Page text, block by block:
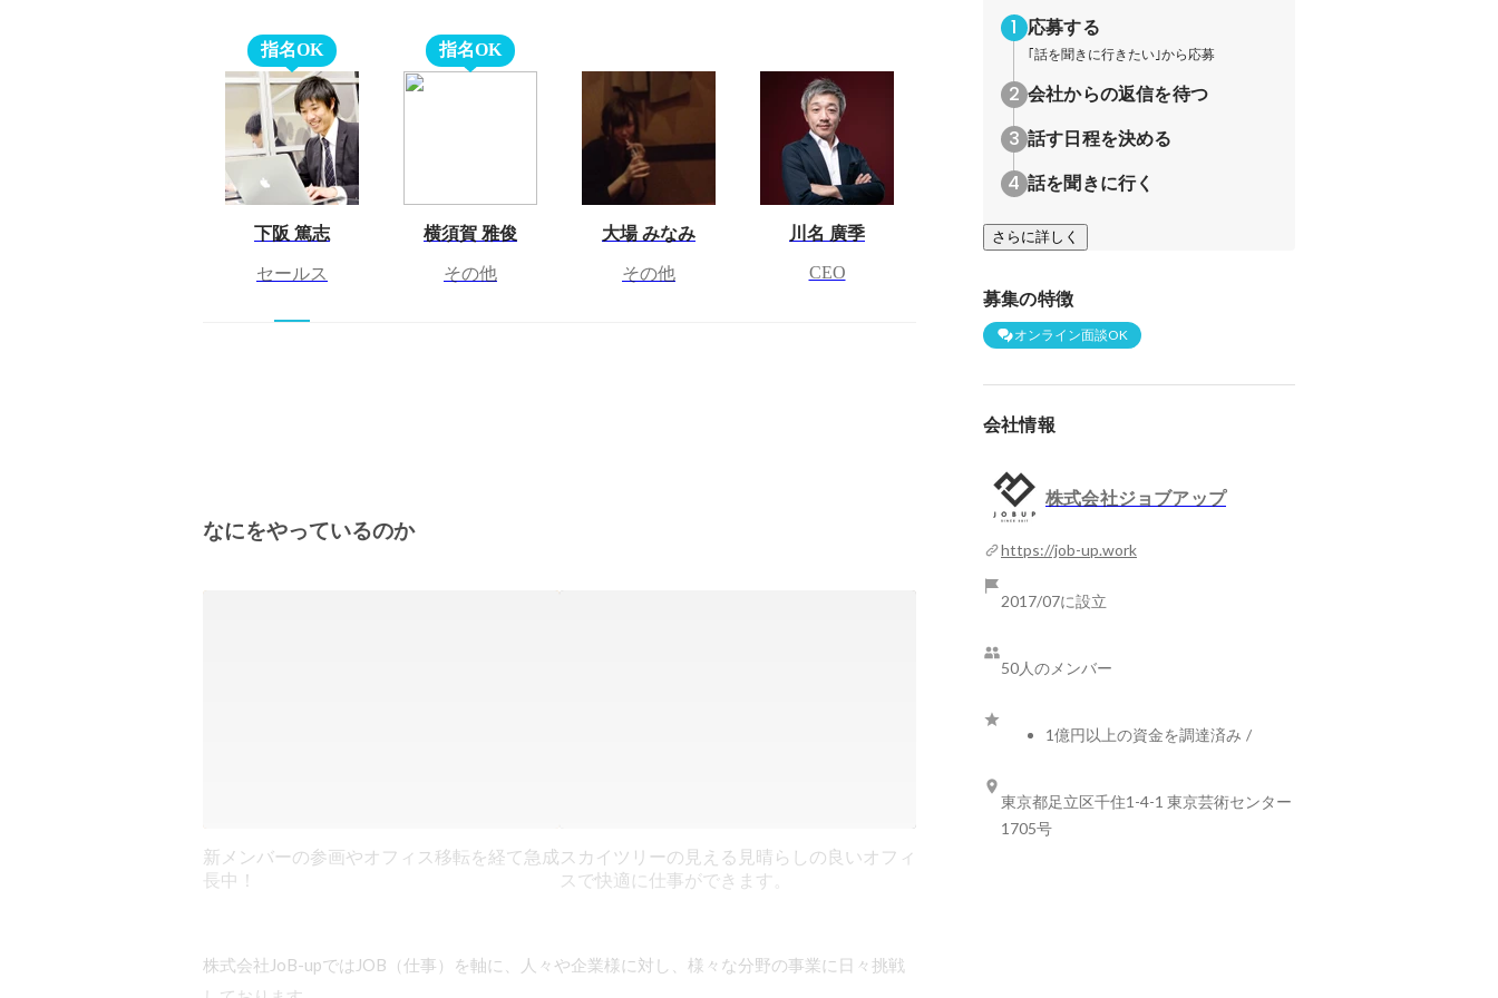
指名OK
下阪 篤志
セールス
指名OK
横須賀 雅俊
その他
大場 みなみ
その他
川名 廣季
CEO
なにをやっているのか
新メンバーの参画やオフィス移転を経て急成
長中！
スカイツリーの見える見晴らしの良いオフィ
スで快適に仕事ができます。
株式会社JoB-upではJOB（仕事）を軸に、人々や企業様に対し、様々な分野の事業に日々挑戦
応募する
｢話を聞きに行きたい｣から応募
会社からの返信を待つ
話す日程を決める
話を聞きに行く
さらに詳しく
募集の特徴
オンライン面談OK
会社情報
株式会社ジョブアップ
https://job-up.work
2017/07に設立
50人のメンバー
1億円以上の資金を調達済み /
東京都足立区千住1-4-1 東京芸術センター
1705号